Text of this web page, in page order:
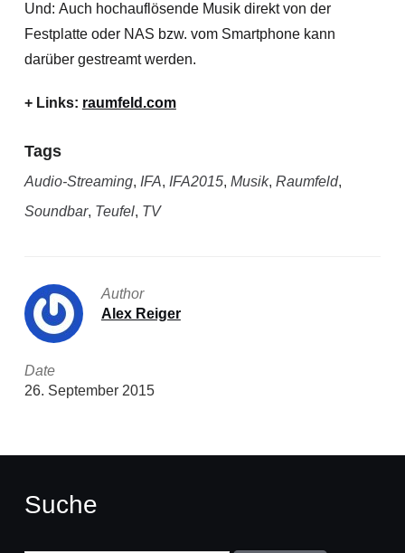
Und: Auch hochauflösende Musik direkt von der
Festplatte oder NAS bzw. vom Smartphone kann
darüber gestreamt werden.
+ Links: raumfeld.com
Tags
Audio-Streaming, IFA, IFA2015, Musik, Raumfeld,
Soundbar, Teufel, TV
Author
Alex Reiger
Date
26. September 2015
Suche